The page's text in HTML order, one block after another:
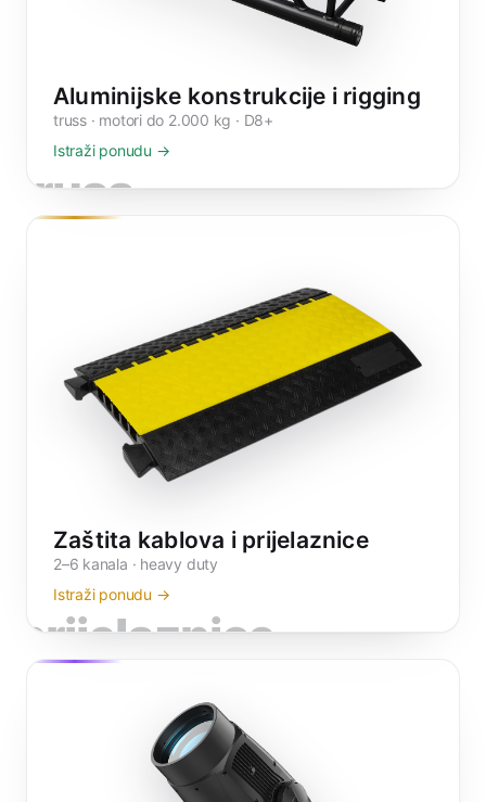
truss
Aluminijske konstrukcije i rigging
truss · motori do 2.000 kg · D8+
Istraži ponudu →
prijelaznice
Zaštita kablova i prijelaznice
2–6 kanala · heavy duty
Istraži ponudu →